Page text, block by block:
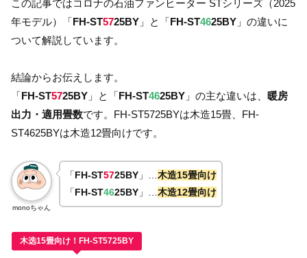
この記事ではコロナの石油ファンヒーター STシリーズ（2025
年モデル）「FH-ST5725BY 」と「FH-ST4625BY 」の違いに
ついて解説しています。
結論からお伝えします。
「FH-ST5725BY 」と「FH-ST4625BY 」の主な違いは、 暖房
出力・適用畳数です。FH-ST5725BYは木造15畳、FH-
ST4625BYは木造12畳向けです。
monoちゃん
「FH-ST5725BY 」… 木造15畳向け
「FH-ST4625BY 」… 木造12畳向け
木选15畳向け！FH-ST5725BY